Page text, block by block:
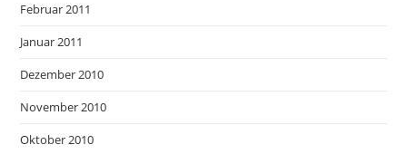
Februar 2011
Januar 2011
Dezember 2010
November 2010
Oktober 2010